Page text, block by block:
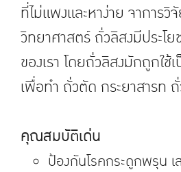
ที่ไม่แพงและหาง่าย จาการวิ
วิทยาศาสตร์ ถั่วลิสงมีประโ
ของเรา โดยถั่วลิสงมักถูก
เพื่อทำ ถั่วตัด กระยาสารท
คุณสมบัติเด่น
ป้องกันโรคกระดูกพรุน เ